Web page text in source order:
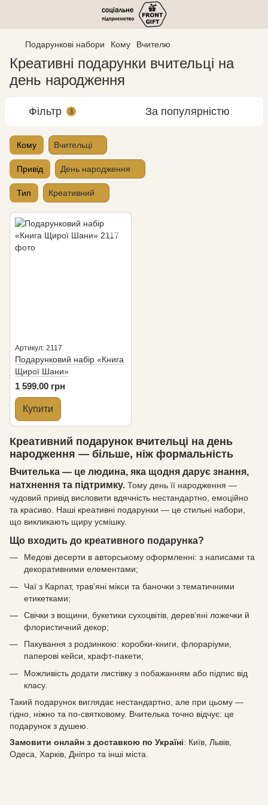
Подарункові набори Кому Вчителю
Креативні подарунки вчительці на
день народження
Фільтр 3 За популярністю
Кому Вчительці
Привід День народження
Тип Креативний
Артикул: 2117
Подарунковий набір «Книга
Щирої Шани»
1 599.00 грн
Купити
Креативний подарунок вчительці на день
народження — більше, ніж формальність
Вчителька — це людина, яка щодня дарує знання,
натхнення та підтримку. Тому день її народження —
чудовий привід висловити вдячність нестандартно, емоційно
та красиво. Наші креативні подарунки — це стильні набори,
що викликають щиру усмішку.
Що входить до креативного подарунка?
Медові десерти в авторському оформленні: з написами та
декоративними елементами;
Чаї з Карпат, трав’яні мікси та баночки з тематичними
етикетками;
Свічки з вощини, букетики сухоцвітів, дерев’яні ложечки й
флористичний декор;
Пакування з родзинкою: коробки-книги, флораріуми,
паперові кейси, крафт-пакети;
Можливість додати листівку з побажанням або підпис від
класу.
Такий подарунок виглядає нестандартно, але при цьому —
гідно, ніжно та по-святковому. Вчителька точно відчує: це
подарунок з душею.
Замовити онлайн з доставкою по Україні: Київ, Львів,
Одеса, Харків, Дніпро та інші міста.